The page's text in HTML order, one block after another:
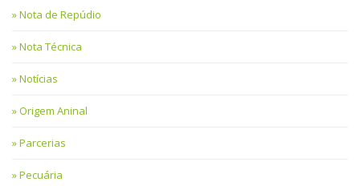
Nota de Repúdio
Nota Técnica
Notícias
Origem Aninal
Parcerias
Pecuária